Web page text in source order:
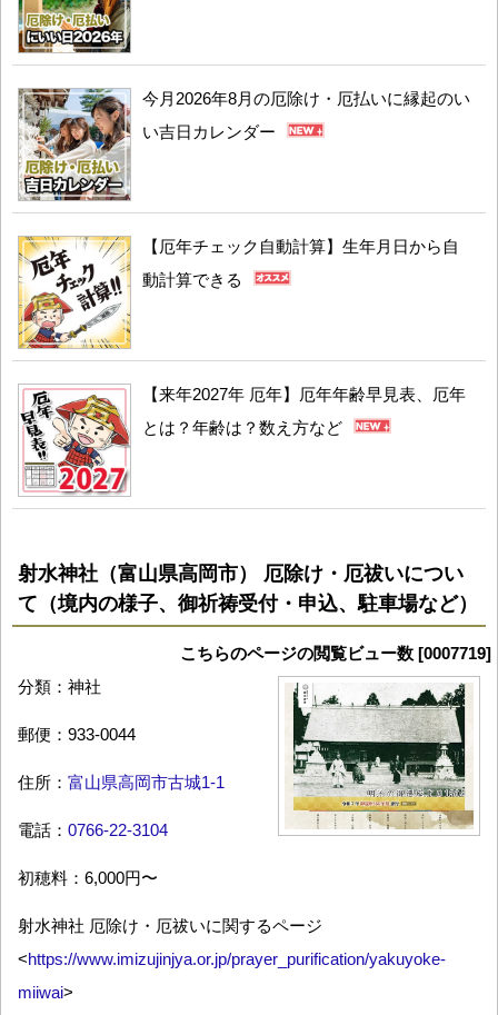
今月2026年8月の厄除け・厄払いに縁起のい
い吉日カレンダー
【厄年チェック自動計算】生年月日から自
動計算できる
【来年2027年 厄年】厄年年齢早見表、厄年
とは？年齢は？数え方など
射水神社（富山県高岡市） 厄除け・厄祓いについ
て（境内の様子、御祈祷受付・申込、駐車場など）
こちらのページの閲覧ビュー数 [0007719]
分類：神社
郵便：933-0044
住所： 富山県高岡市古城1-1
電話： 0766-22-3104
初穂料：6,000円〜
射水神社 厄除け・厄祓いに関するページ
<https://www.imizujinjya.or.jp/prayer_purification/yakuyoke-
miiwai>